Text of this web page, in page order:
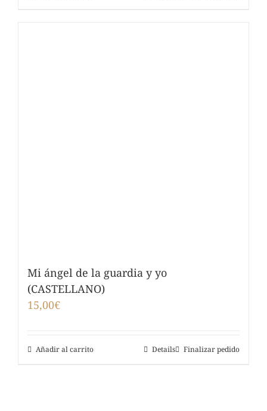
Mi ángel de la guardia y yo
(CASTELLANO)
15,00€
Añadir al carrito Finalizar pedido
Details